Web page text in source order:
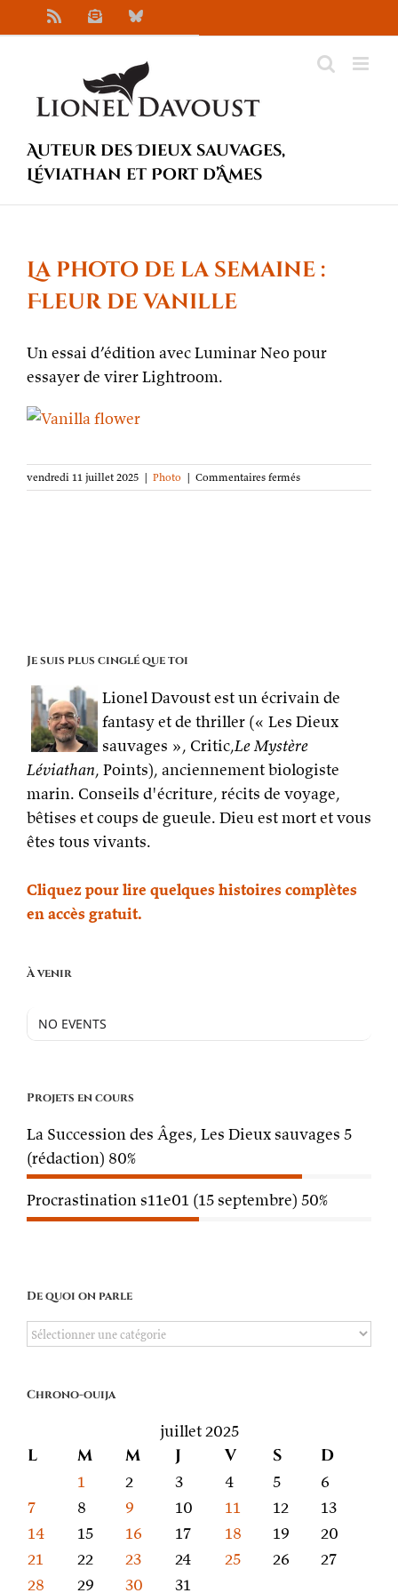
au
NewsletterBluesky
Auteur des Dieux sauvages,
Léviathan et Port d’Âmes
La photo de la semaine :
Fleur de vanille
Un essai d’édition avec Luminar Neo pour
essayer de virer Lightroom.
vendredi 11 juillet 2025 | Photo | Commentaires ferméssur
La
Je suis plus cinglé que toi
Lionel Davoust est un écrivain de
fantasy et de thriller (« Les Dieux
sauvages », Critic,Le Mystère
Léviathan, Points), anciennement biologiste
marin. Conseils d'écriture, récits de voyage,
bêtises et coups de gueule. Dieu est mort et vous
êtes tous vivants.
Cliquez pour lire quelques histoires complètes
en accès gratuit.
À venir
NO EVENTS
Projets en cours
La Succession des Âges, Les Dieux sauvages 5
(rédaction) 80%
Procrastination s11e01 (15 septembre) 50%
De quoi on parle
De
parle
Chrono-ouija
juillet 2025
L M M J V S D
1 2 3 4 5
6
7
8 9 10 11 12
13
14
15 16 17 18 19
20
21
22 23 24 25 26
27
28
29 30 31